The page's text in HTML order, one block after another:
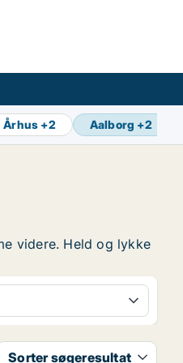
Århus +2 Aalborg +2
videre. Held og lykke
Sorter søgeresultat